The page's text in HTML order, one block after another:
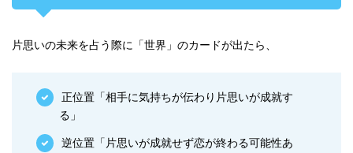
片思いの未来を占う際に「世界」のカードが出たら、
正位置「相手に気持ちが伝わり片思いが成就す
る」
逆位置「片思いが成就せず恋が終わる可能性あ